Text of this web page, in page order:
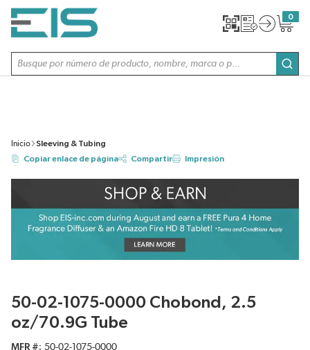
SALTAR AL CONTENIDO PRINCIPAL
Búsqueda de sitio
0
{0}
Inicio
Sleeving & Tubing
Copiar enlace de página
Compartir Impresión
50-02-1075-0000 Chobond, 2.5
oz/70.9G Tube
MFR #
50-02-1075-0000